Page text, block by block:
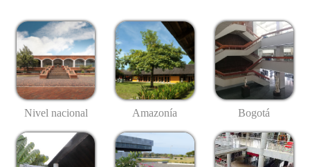
Nivel nacional Amazonía Bogotá